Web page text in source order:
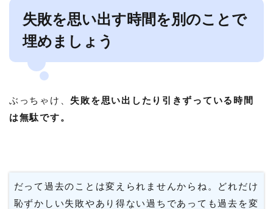
失敗を思い出す時間を別のことで
埋めましょう
ぶっちゃけ、 失敗を思い出したり引きずっている時間
は無駄です。
だって過去のことは変えられませんからね。どれだけ
恥ずかしい失敗やあり得ない過ちであっても過去を変